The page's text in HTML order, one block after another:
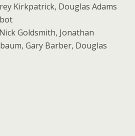
Kirkpatrick, Douglas Adams
Goldsmith, Jonathan
Gary Barber, Douglas